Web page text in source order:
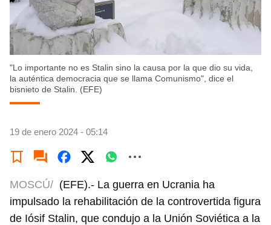
"Lo importante no es Stalin sino la causa por la que dio su vida,
la auténtica democracia que se llama Comunismo", dice el
bisnieto de Stalin. (EFE)
19 de enero 2024 - 05:14
MOSCÚ/ (EFE).- La guerra en Ucrania ha
impulsado la rehabilitación de la controvertida figura
de Iósif Stalin, que condujo a la Unión Soviética a la